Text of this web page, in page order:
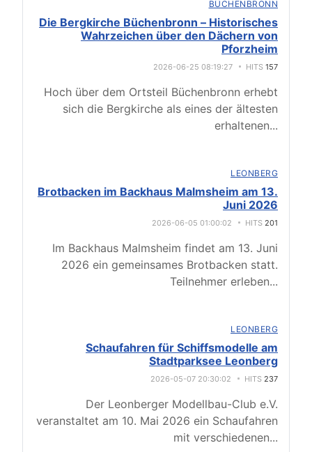
BÜCHENBRONN
Die Bergkirche Büchenbronn – Historisches
Wahrzeichen über den Dächern von
Pforzheim
2026-06-25 08:19:27 HITS 157
Hoch über dem Ortsteil Büchenbronn erhebt
sich die Bergkirche als eines der ältesten
erhaltenen...
LEONBERG
Brotbacken im Backhaus Malmsheim am 13.
Juni 2026
2026-06-05 01:00:02 HITS 201
Im Backhaus Malmsheim findet am 13. Juni
2026 ein gemeinsames Brotbacken statt.
Teilnehmer erleben...
LEONBERG
Schaufahren für Schiffsmodelle am
Stadtparksee Leonberg
2026-05-07 20:30:02 HITS 237
Der Leonberger Modellbau-Club e.V.
veranstaltet am 10. Mai 2026 ein Schaufahren
mit verschiedenen...